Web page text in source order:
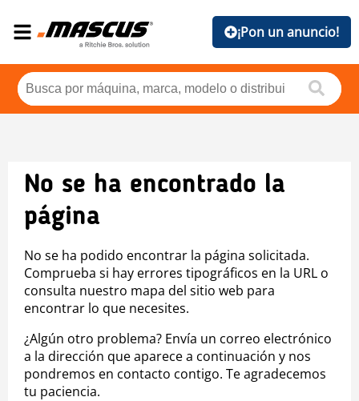
¡Pon un anuncio!
No se ha encontrado la
página
No se ha podido encontrar la página solicitada.
Comprueba si hay errores tipográficos en la URL o
consulta nuestro mapa del sitio web para
encontrar lo que necesites.
¿Algún otro problema? Envía un correo electrónico
a la dirección que aparece a continuación y nos
pondremos en contacto contigo. Te agradecemos
tu paciencia.